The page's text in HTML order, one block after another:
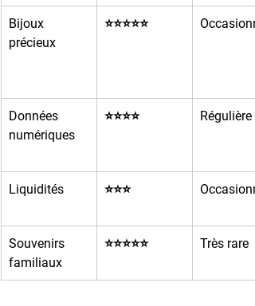
Bijoux
précieux
⭐⭐⭐⭐⭐
Données
numériques
⭐⭐⭐⭐ Régulière
Liquidités ⭐⭐⭐
Souvenirs
familiaux
⭐⭐⭐⭐⭐ Très rare